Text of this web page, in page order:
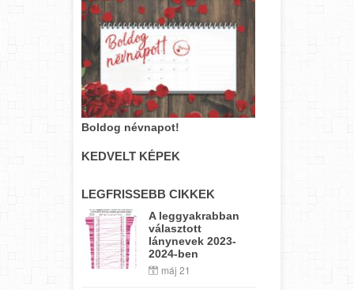
Boldog névnapot!
KEDVELT KÉPEK
LEGFRISSEBB CIKKEK
A leggyakrabban
választott
lánynevek 2023-
2024-ben
máj 21